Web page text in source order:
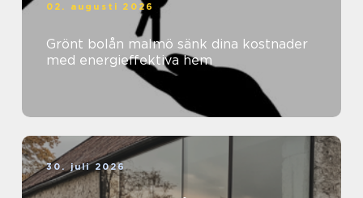
02. augusti 2026
Grönt bolån malmö sänk dina kostnader
med energieffektiva hem
30. juli 2026